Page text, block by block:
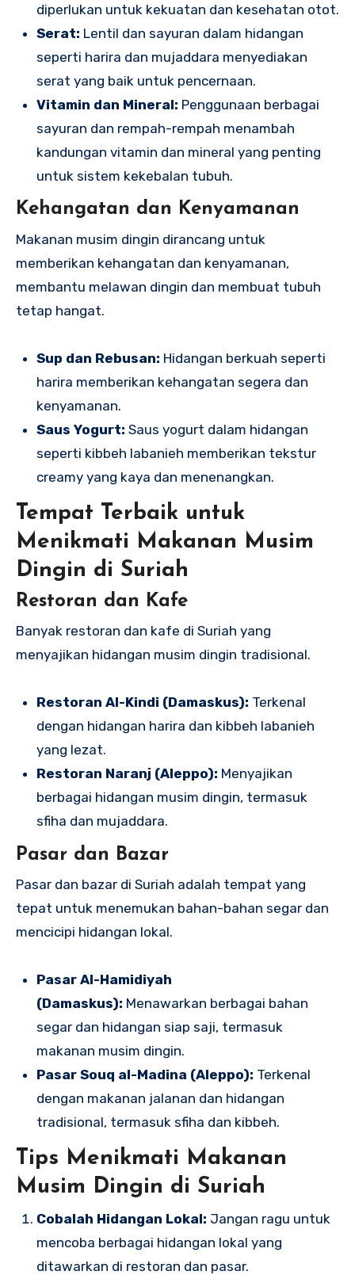
diperlukan untuk kekuatan dan kesehatan otot.
Serat: Lentil dan sayuran dalam hidangan
seperti harira dan mujaddara menyediakan
serat yang baik untuk pencernaan.
Vitamin dan Mineral: Penggunaan berbagai
sayuran dan rempah-rempah menambah
kandungan vitamin dan mineral yang penting
untuk sistem kekebalan tubuh.
Kehangatan dan Kenyamanan
Makanan musim dingin dirancang untuk
memberikan kehangatan dan kenyamanan,
membantu melawan dingin dan membuat tubuh
tetap hangat.
Sup dan Rebusan: Hidangan berkuah seperti
harira memberikan kehangatan segera dan
kenyamanan.
Saus Yogurt: Saus yogurt dalam hidangan
seperti kibbeh labanieh memberikan tekstur
creamy yang kaya dan menenangkan.
Tempat Terbaik untuk
Menikmati Makanan Musim
Dingin di Suriah
Restoran dan Kafe
Banyak restoran dan kafe di Suriah yang
menyajikan hidangan musim dingin tradisional.
Restoran Al-Kindi (Damaskus): Terkenal
dengan hidangan harira dan kibbeh labanieh
yang lezat.
Restoran Naranj (Aleppo): Menyajikan
berbagai hidangan musim dingin, termasuk
sfiha dan mujaddara.
Pasar dan Bazar
Pasar dan bazar di Suriah adalah tempat yang
tepat untuk menemukan bahan-bahan segar dan
mencicipi hidangan lokal.
Pasar Al-Hamidiyah
(Damaskus): Menawarkan berbagai bahan
segar dan hidangan siap saji, termasuk
makanan musim dingin.
Pasar Souq al-Madina (Aleppo): Terkenal
dengan makanan jalanan dan hidangan
tradisional, termasuk sfiha dan kibbeh.
Tips Menikmati Makanan
Musim Dingin di Suriah
Cobalah Hidangan Lokal: Jangan ragu untuk
mencoba berbagai hidangan lokal yang
ditawarkan di restoran dan pasar.